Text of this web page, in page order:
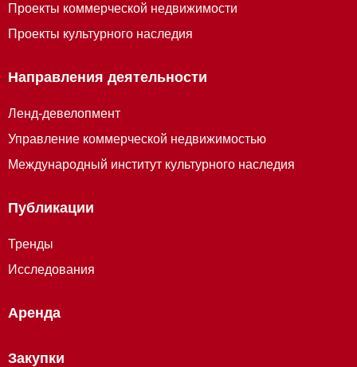
Проекты коммерческой недвижимости
Проекты культурного наследия
Направления деятельности
Ленд-девелопмент
Управление коммерческой недвижимостью
Международный институт культурного наследия
Публикации
Тренды
Исследования
Аренда
Закупки